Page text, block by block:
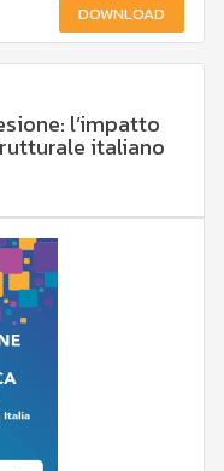
DOWNLOAD
l’impatto
italiano